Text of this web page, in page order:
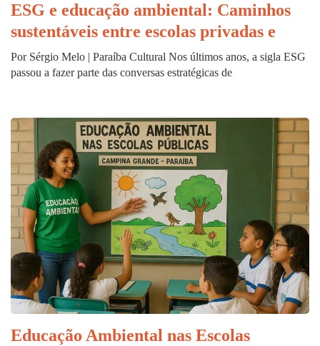
ESG e educação ambiental: Caminhos
sustentáveis entre escolas privadas e
Por Sérgio Melo | Paraíba Cultural Nos últimos anos, a sigla ESG
passou a fazer parte das conversas estratégicas de
Educação Ambiental nas Escolas